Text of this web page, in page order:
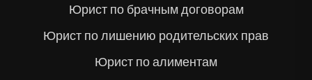
Юрист по брачным договорам
Юрист по лишению родительских прав
Юрист по алиментам